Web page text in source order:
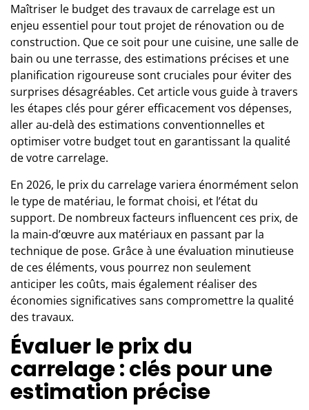
Maîtriser le budget des travaux de carrelage est un
enjeu essentiel pour tout projet de rénovation ou de
construction. Que ce soit pour une cuisine, une salle de
bain ou une terrasse, des estimations précises et une
planification rigoureuse sont cruciales pour éviter des
surprises désagréables. Cet article vous guide à travers
les étapes clés pour gérer efficacement vos dépenses,
aller au-delà des estimations conventionnelles et
optimiser votre budget tout en garantissant la qualité
de votre carrelage.
En 2026, le prix du carrelage variera énormément selon
le type de matériau, le format choisi, et l’état du
support. De nombreux facteurs influencent ces prix, de
la main-d’œuvre aux matériaux en passant par la
technique de pose. Grâce à une évaluation minutieuse
de ces éléments, vous pourrez non seulement
anticiper les coûts, mais également réaliser des
économies significatives sans compromettre la qualité
des travaux.
Évaluer le prix du
carrelage : clés pour une
estimation précise